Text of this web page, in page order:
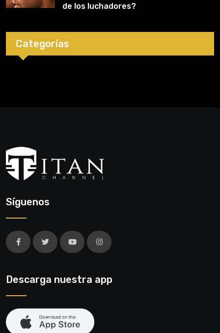
de los luchadores?
Categorías
Síguenos
Descarga nuestra app